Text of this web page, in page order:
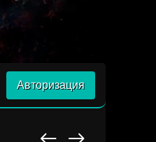
Авторизация